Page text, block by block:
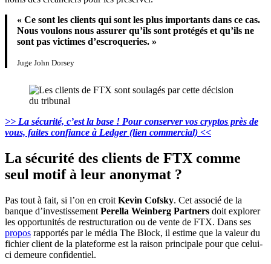
« Ce sont les clients qui sont les plus importants dans ce cas.
Nous voulons nous assurer qu’ils sont protégés et qu’ils ne
sont pas victimes d’escroqueries. »
Juge John Dorsey
>> La sécurité, c’est la base ! Pour conserver vos cryptos près de
vous, faites confiance à Ledger (lien commercial) <<
La sécurité des clients de FTX comme
seul motif à leur anonymat ?
Pas tout à fait, si l’on en croit Kevin Cofsky. Cet associé de la
banque d’investissement Perella Weinberg Partners doit explorer
les opportunités de restructuration ou de vente de FTX. Dans ses
propos rapportés par le média The Block, il estime que la valeur du
fichier client de la plateforme est la raison principale pour que celui-
ci demeure confidentiel.